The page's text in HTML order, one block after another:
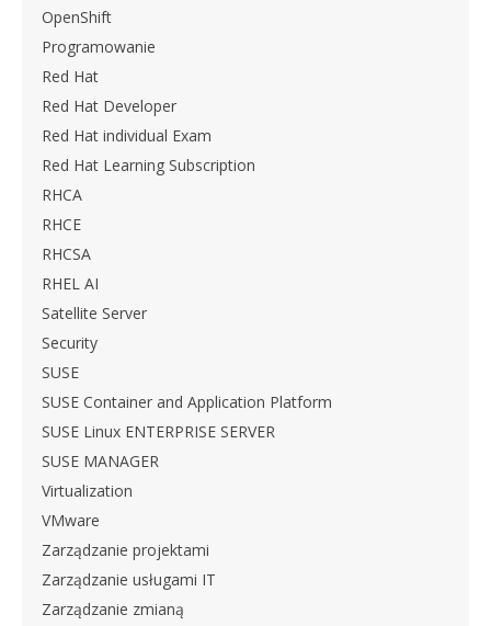
OpenShift
Programowanie
Red Hat
Red Hat Developer
Red Hat individual Exam
Red Hat Learning Subscription
RHCA
RHCE
RHCSA
RHEL AI
Satellite Server
Security
SUSE
SUSE Container and Application Platform
SUSE Linux ENTERPRISE SERVER
SUSE MANAGER
Virtualization
VMware
Zarządzanie projektami
Zarządzanie usługami IT
Zarządzanie zmianą